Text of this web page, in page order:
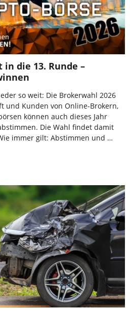
die 13. Runde –
so weit: Die Brokerwahl 2026
und Kunden von Online-Brokern,
können auch dieses Jahr
Die Wahl findet damit
immer gilt: Abstimmen und …